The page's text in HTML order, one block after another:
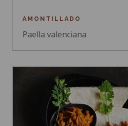
AMONTILLADO
Paella valenciana